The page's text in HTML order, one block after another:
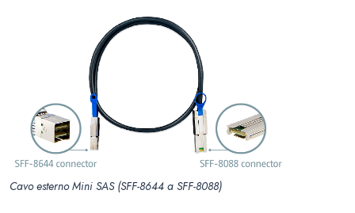
Cavo esterno Mini SAS (SFF-8644 a SFF-8088)